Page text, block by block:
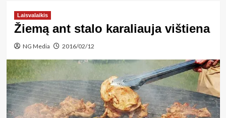
Laisvalaikis
Žiemą ant stalo karaliauja vištiena
NG Media 2016/02/12